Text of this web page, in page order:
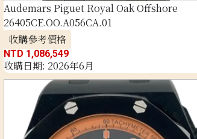
Audemars Piguet Royal Oak Offshore
26405CE.OO.A056CA.01
收購參考價格
NTD 1,086,549
收購日期: 2026年6月